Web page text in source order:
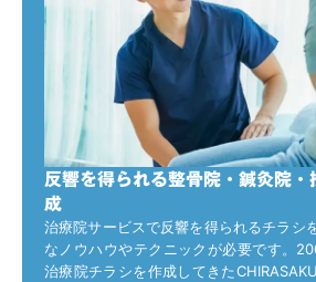
反響を得られる整骨院・鍼灸院・
成
治療院サービスで反響を得られるチラシ
なノウハウやテクニックが必要です。
治療院チラシを作成してきた